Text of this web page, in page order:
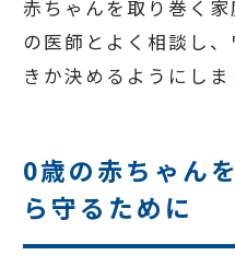
赤ちゃんを取り巻く
の医師とよく相談し
きか決めるようにしま
0歳の赤ちゃん
ら守るために